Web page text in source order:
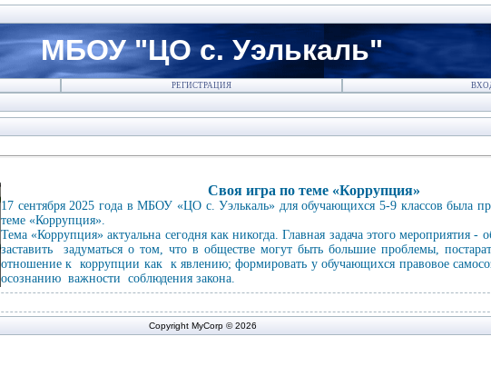
МБОУ "ЦО с. Уэлькаль"
РЕГИСТРАЦИЯ
Своя игра по теме «Коррупция»
17 сентября 2025 года в МБОУ «ЦО с. Уэлькаль» для обучающихся 5-9 классов была
теме «Коррупция».
Тема «Коррупция» актуальна сегодня как никогда. Главная задача этого мероприятия -
заставить задуматься о том, что в обществе могут быть большие проблемы,
отношение к коррупции как к явлению; формировать у обучающихся правовое
осознанию важности соблюдения закона.
Copyright MyCorp © 2026